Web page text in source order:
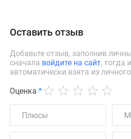
Оставить отзыв
Добавьте отзыв, заполнив
сначала войдите на сайт, тогда
автоматически взята из
Оценка *